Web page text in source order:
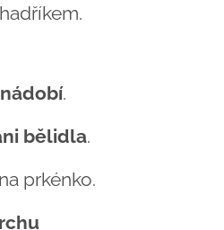
.
bělidla.
prkénko.